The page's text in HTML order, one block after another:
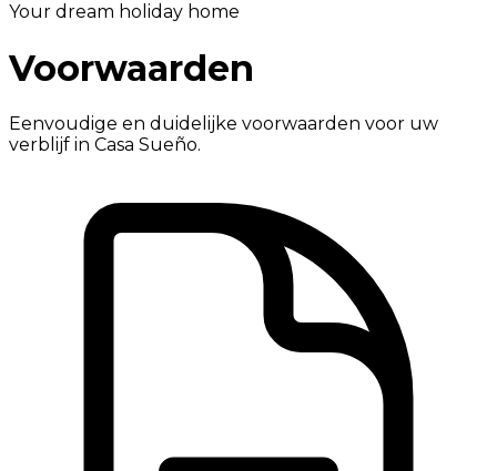
Your dream holiday home
Voorwaarden
Eenvoudige en duidelijke voorwaarden voor uw
verblijf in Casa Sueño.